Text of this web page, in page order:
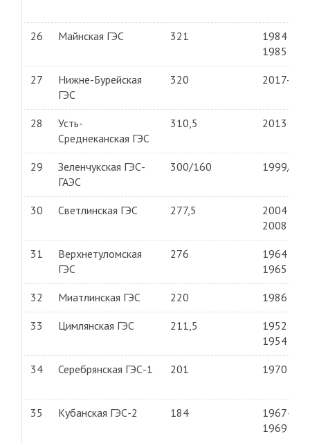
26 Майнская ГЭС 321
1984—
1985
27
Нижне-Бурейская
ГЭС
320 2017-
28
Усть-
Среднеканская ГЭС
310,5 2013—
29
Зеленчукская ГЭС-
ГАЭС
300/160 1999/
30 Светлинская ГЭС 277,5
2004—
2008
31
Верхнетуломская
ГЭС
276
1964—
1965
32 Миатлинская ГЭС 220 1986
33 Цимлянская ГЭС 211,5
1952—
1954
34 Серебрянская ГЭС-1 201 1970
35 Кубанская ГЭС-2 184
1967—
1969